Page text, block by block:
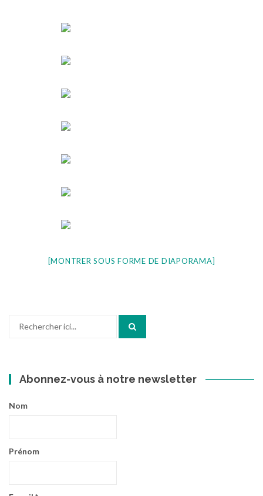
[MONTRER SOUS FORME DE DIAPORAMA]
Abonnez-vous à notre newsletter
Nom
Prénom